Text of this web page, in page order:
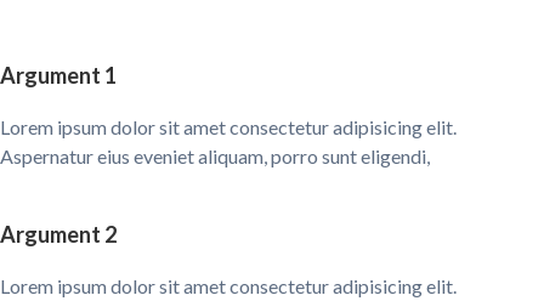
Argument 1
Lorem ipsum dolor sit amet consectetur adipisicing elit.
Aspernatur eius eveniet aliquam, porro sunt eligendi,
Argument 2
Lorem ipsum dolor sit amet consectetur adipisicing elit.